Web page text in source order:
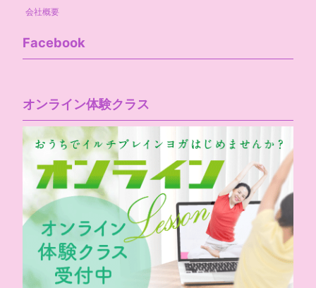
会社概要
Facebook
オンライン体験クラス